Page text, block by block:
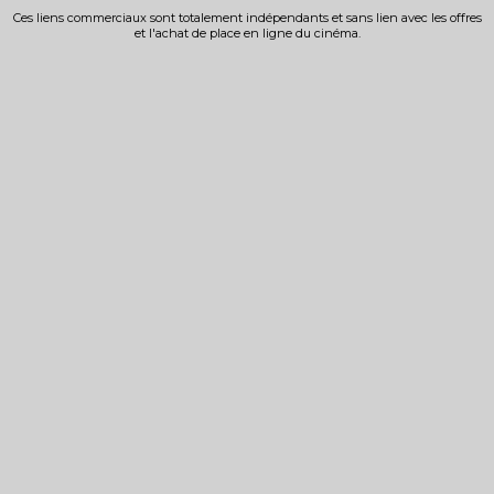
Ces liens commerciaux sont totalement indépendants et sans lien avec les offres
et l'achat de place en ligne du cinéma.